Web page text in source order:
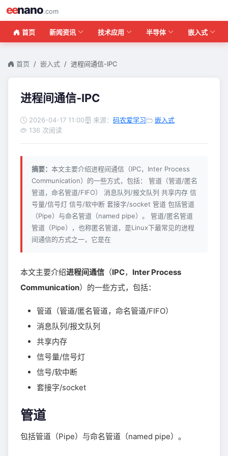
eenano.com
首页 新闻资讯 技术应用 半导体 嵌入式
首页 嵌入式 进程间通信-IPC
进程间通信-IPC
2026-04-17 11:00 来源： 码农爱学习
嵌入式
136 次阅读
摘要： 本文主要介绍进程间通信（IPC，Inter Process
Communication）的一些方式，包括： 管道（管道/匿名
管道，命名管道/FIFO） 消息队列/报文队列 共享内存 信
号量/信号灯 信号/软中断 套接字/socket 管道 包括管道
（Pipe）与命名管道（named pipe）。 管道/匿名管道
管道（Pipe），也称匿名管道，是Linux下最常见的进程
间通信的方式之一，它是在
本文主要介绍进程间通信 （IPC， Inter Process
Communication）的一些方式，包括：
管道（管道/匿名管道，命名管道/FIFO）
消息队列/报文队列
共享内存
信号量/信号灯
信号/软中断
套接字/socket
管道
包括管道（Pipe）与命名管道（named pipe）。